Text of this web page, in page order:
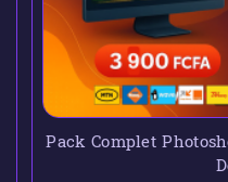
Pack Complet